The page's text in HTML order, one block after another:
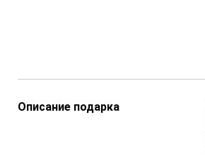
Описание подарка